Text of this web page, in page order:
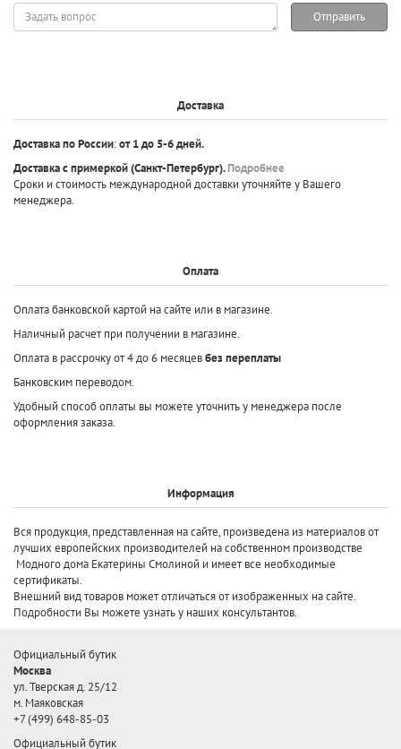
Задать
вопрос
Отправить
Доставка
Доставка по России:от 1 до 5-6 дней.
Доставка с примеркой(Санкт-Петербург).Подробнее
Сроки и стоимость международной доставки уточняйте у Вашего
менеджера.
Оплата
Оплата банковской картой на сайте или в магазине.
Наличный расчет при получении в магазине.
Оплата в рассрочку от 4 до 6 месяцевбез переплаты
Банковским переводом.
Удобный способ оплаты вы можете уточнить у менеджера после
оформления заказа.
Информация
Вся продукция, представленная на сайте, произведена из материалов от
лучших европейских производителей на собственном производстве
Модного дома Екатерины Смолиной и имеет все необходимые
сертификаты.
Внешний вид товаров может отличаться от изображенных на сайте.
Подробности Вы можете узнать у наших консультантов.
Официальный бутик
Москва
ул. Тверская д. 25/12
м. Маяковская
+7 (499) 648-85-03
Официальный бутик